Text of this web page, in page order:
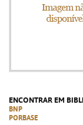
ENCONTRAR EM
BNP
PORBASE